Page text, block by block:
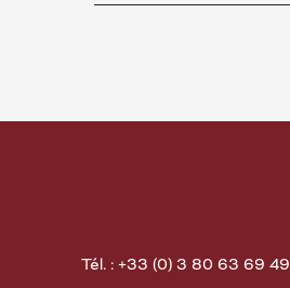
Tél. : +33 (0) 3 80 63 69 49